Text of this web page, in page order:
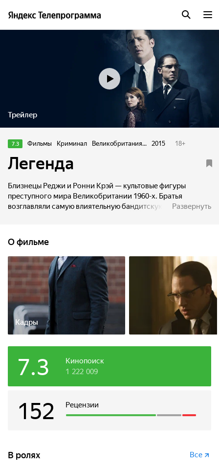
Трейлер
7.3 Фильмы Криминал Великобритания... 2015 18+
Легенда
Близнецы Реджи и Ронни Крэй — культовые фигуры
преступного мира Великобритании 1960-х. Братья
возглавляли самую влиятельную бандитскую группировку
и собственный ночной клуб, куда доезжали даже
голливудские знаменитости. Среди
их жертв — криминальные авторитеты Джек МакВитти
и Джордж Корнелл.
Развернуть
О фильме
Кадры
Кинопоиск
7.3 1 222 009
Рецензии
152
В ролях Все